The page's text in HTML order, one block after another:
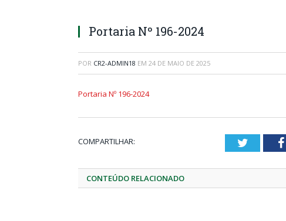
Portaria Nº 196-2024
POR CR2-ADMIN18 EM 24 DE MAIO DE 2025
Portaria Nº 196-2024
COMPARTILHAR: Twitter
CONTEÚDO RELACIONADO